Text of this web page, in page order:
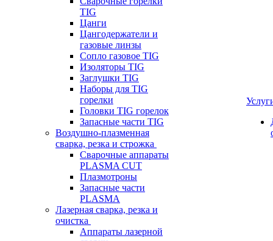
TIG
Цанги
Цангодержатели и
газовые линзы
Сопло газовое TIG
Изоляторы TIG
Заглушки TIG
Наборы для TIG
горелки
Головки TIG горелок
Запасные части TIG
Воздушно-плазменная
сварка, резка и строжка
Сварочные аппараты
PLASMA CUT
Плазмотроны
Запасные части
PLASMA
Лазерная сварка, резка и
очистка
Аппараты лазерной